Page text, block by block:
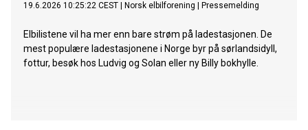
19.6.2026 10:25:22 CEST Norsk elbilforening Pressemelding
Elbilistene vil ha mer enn bare strøm på ladestasjonen. De
mest populære ladestasjonene i Norge byr på sørlandsidyll,
fottur, besøk hos Ludvig og Solan eller ny Billy bokhylle.